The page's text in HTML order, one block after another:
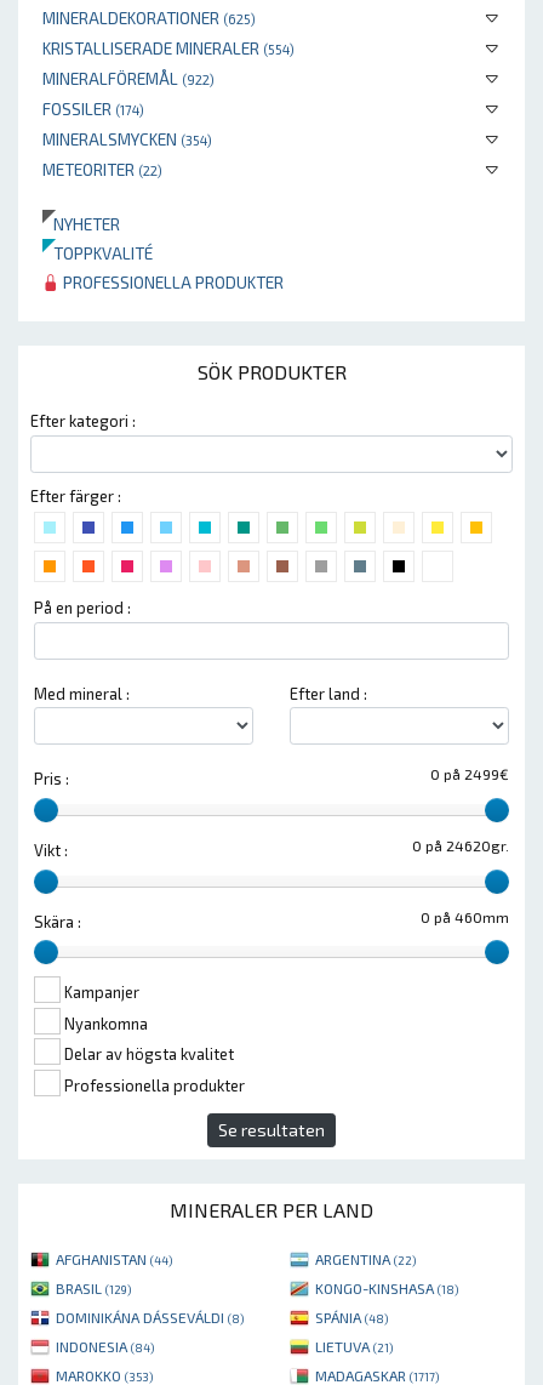
MINERALDEKORATIONER (625)
KRISTALLISERADE MINERALER (554)
MINERALFÖREMÅL (922)
FOSSILER (174)
MINERALSMYCKEN (354)
METEORITER (22)
NYHETER
TOPPKVALITÉ
PROFESSIONELLA PRODUKTER
SÖK PRODUKTER
Efter kategori :
Efter färger :
På en period :
Med mineral : Efter land :
0 på 2499€
Pris :
0 på 24620gr.
Vikt :
0 på 460mm
Skära :
Kampanjer
Nyankomna
Delar av högsta kvalitet
Professionella produkter
Se resultaten
MINERALER PER LAND
AFGHANISTAN (44) ARGENTINA (22)
BRASIL (129) KONGO-KINSHASA (18)
DOMINIKÁNA DÁSSEVÁLDI (8) SPÁNIA (48)
INDONESIA (84) LIETUVA (21)
MAROKKO (353) MADAGASKAR (1717)